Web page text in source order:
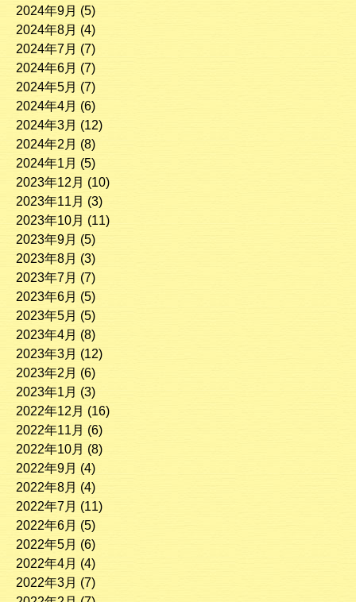
2024年9月 (5)
2024年8月 (4)
2024年7月 (7)
2024年6月 (7)
2024年5月 (7)
2024年4月 (6)
2024年3月 (12)
2024年2月 (8)
2024年1月 (5)
2023年12月 (10)
2023年11月 (3)
2023年10月 (11)
2023年9月 (5)
2023年8月 (3)
2023年7月 (7)
2023年6月 (5)
2023年5月 (5)
2023年4月 (8)
2023年3月 (12)
2023年2月 (6)
2023年1月 (3)
2022年12月 (16)
2022年11月 (6)
2022年10月 (8)
2022年9月 (4)
2022年8月 (4)
2022年7月 (11)
2022年6月 (5)
2022年5月 (6)
2022年4月 (4)
2022年3月 (7)